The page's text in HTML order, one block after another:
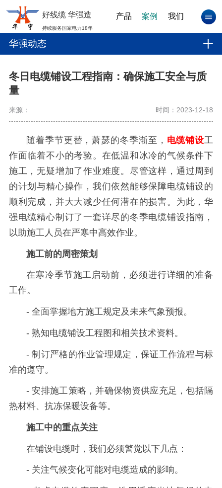
好线缆 华强造
持续服务国家电力18年
产品 案例 我们
华强动态
冬日电缆铺设工程指南：确保施工安全与质
量
来源： 时间：2023-12-18
随着季节更替，萧瑟的冬季渐至， 电缆铺设工
作面临着不小的考验。在低温和冰冷的气候条件下
施工，无疑增加了作业难度。尽管这样，通过周到
的计划与精心操作，我们依然能够保障电缆铺设的
顺利完成，并大大减少任何潜在的损害。为此，华
强电缆精心制订了一套详尽的冬季电缆铺设指南，
以助施工人员在严寒中高效作业。
施工前的周密策划
在寒冷季节施工启动前，必须进行详细的准备
工作。
- 全面掌握地方施工规定及未来气象预报。
- 熟知电缆铺设工程图和相关技术资料。
- 制订严格的作业管理规定，保证工作流程与标
准的遵守。
- 安排施工策略，并确保物资供应充足，包括隔
热材料、抗冻保暖设备等。
施工中的重点关注
在铺设电缆时，我们必须警觉以下几点：
- 关注气候变化可能对电缆造成的影响。